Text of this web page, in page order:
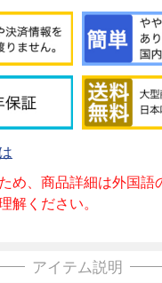
め、商品詳細は外国語
解ください。
アイテム説明